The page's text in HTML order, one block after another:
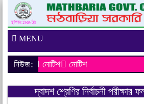
MENU
নিউজ: নোটিশ
নোটিশ
দ্বাদশ শ্রেণির নির্বাচনী